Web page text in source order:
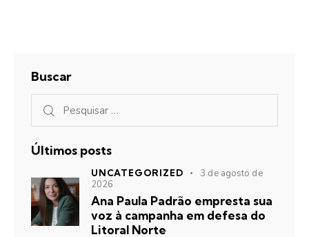
Buscar
Últimos posts
UNCATEGORIZED
3 de agosto de
2026
Ana Paula Padrão empresta sua
voz à campanha em defesa do
Litoral Norte